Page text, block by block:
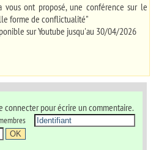
vous ont proposé, une conférence sur le
forme de conflictualité"
sur Youtube jusqu'au 30/04/2026
connecter pour écrire un commentaire.